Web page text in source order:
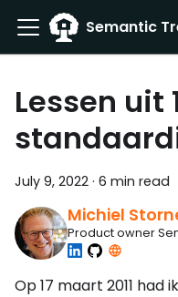
Semantic
Lessen uit
July 9, 2022 · 6 min read
Michiel
Product owner
Op 17 maart 2011 had